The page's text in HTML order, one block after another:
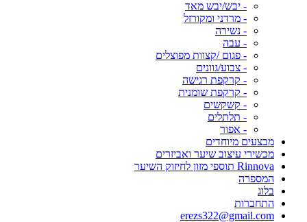
- יבש/יבש מאד
- מרדני ומקורזל
- נשירה
- עבה
- פגום /קצוות מפוצלים
- צבוע/גוונים
- קרקפת רגישה
- קרקפת שומנית
- קשקשים
- תלתלים
- אפור
מבצעים מיוחדים
מכשירי עיצוב שיער ואביזרים
Rinnova תוספי מזון לחיזוק השיער
המספרה
בלוג
התחברות
erezs322@gmail.com